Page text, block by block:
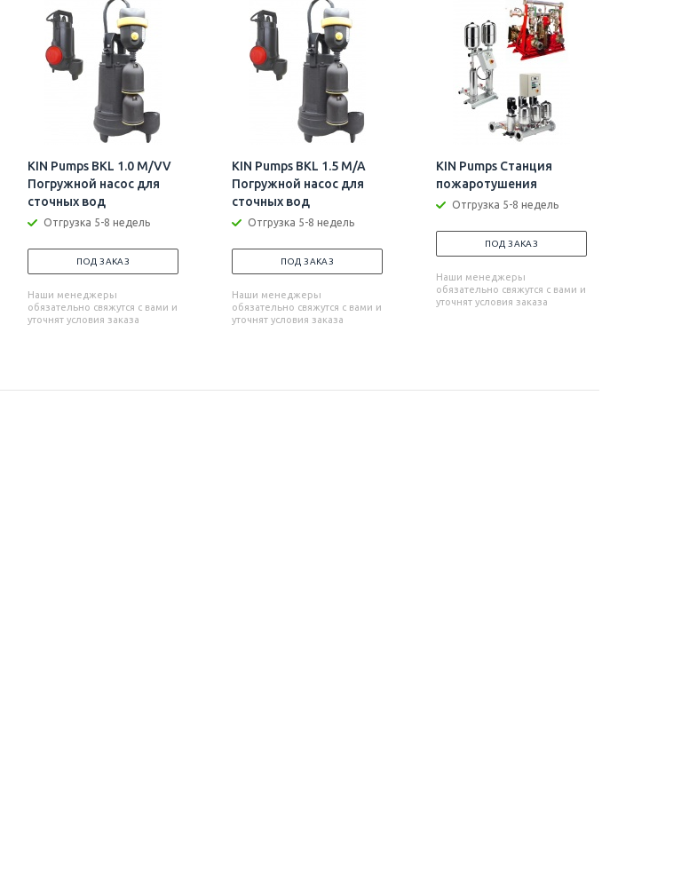
KIN Pumps BKL 1.0 M/VV
Погружной насос для
сточных вод
Отгрузка 5-8 недель
ПОД ЗАКАЗ
Наши менеджеры
обязательно свяжутся с вами и
уточнят условия заказа
KIN Pumps BKL 1.5 M/A
Погружной насос для
сточных вод
Отгрузка 5-8 недель
ПОД ЗАКАЗ
Наши менеджеры
обязательно свяжутся с вами и
уточнят условия заказа
KIN Pumps Станция
пожаротушения
Отгрузка 5-8 недель
ПОД ЗАКАЗ
Наши менеджеры
обязательно свяжутся с вами и
уточнят условия заказа